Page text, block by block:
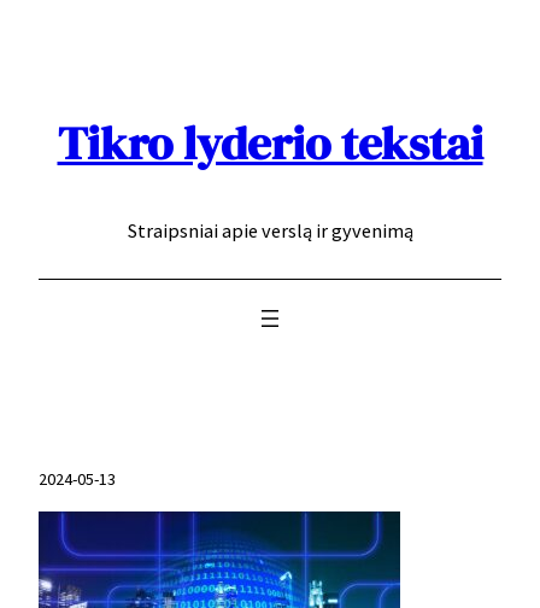
Tikro lyderio tekstai
Straipsniai apie verslą ir gyvenimą
2024-05-13